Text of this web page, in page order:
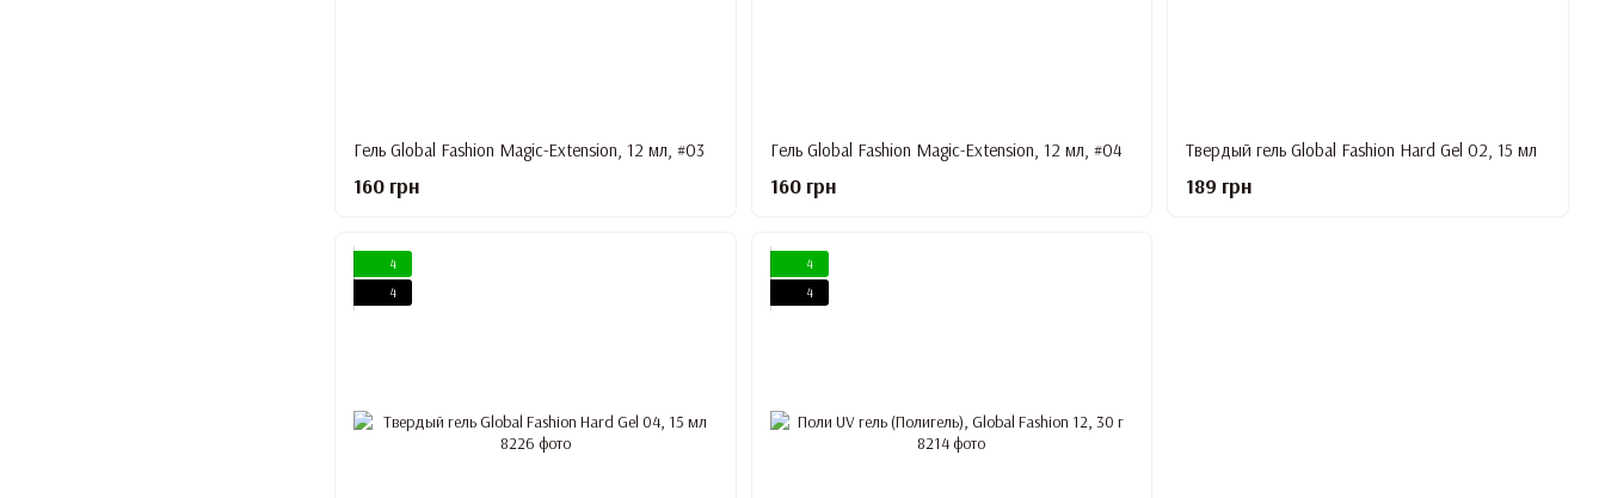
Гель Global Fashion Magic-Extension, 12 мл, #03
160 грн
Гель Global Fashion Magic-Extension, 12 мл, #04
160 грн
Твердый гель Global Fashion Hard Gel 02, 15 мл
189 грн
4
4
4
4